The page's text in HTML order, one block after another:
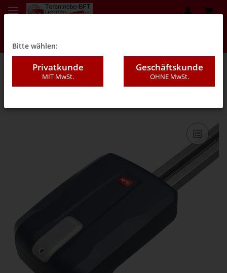
04 - Garagentorantriebe BFT
Bitte wählen:
Privatkunde
MIT MwSt.
Geschäftskunde
OHNE MwSt.